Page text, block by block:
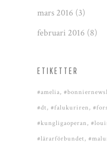
mars 2016 (3)
februari 2016 (8)
ETIKETTER
#amelia
#dt #falukuriren
#kungligaoperan
#lärarförbundet